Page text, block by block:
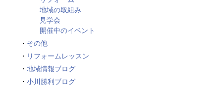
地域の取組み
見学会
開催中のイベント
その他
リフォームレッスン
地域情報ブログ
小川勝利ブログ